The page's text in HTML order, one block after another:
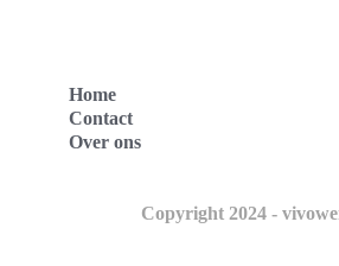
Home
Contact
Over ons
Copyright 2024 -